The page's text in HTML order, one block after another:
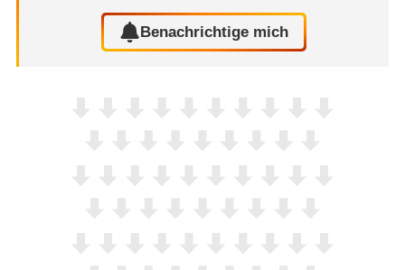
Benachrichtige mich